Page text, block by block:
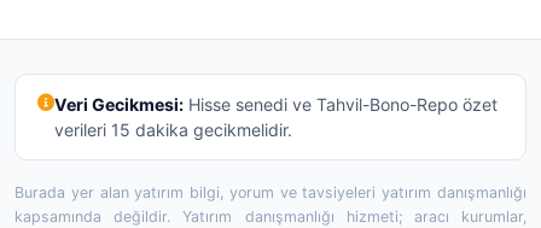
Veri Gecikmesi:Hisse senedi ve Tahvil-Bono-Repo özet
verileri 15 dakika gecikmelidir.
Burada yer alan yatırım bilgi, yorum ve tavsiyeleri yatırım danışmanlığı
kapsamında değildir. Yatırım danışmanlığı hizmeti; aracı kurumlar,